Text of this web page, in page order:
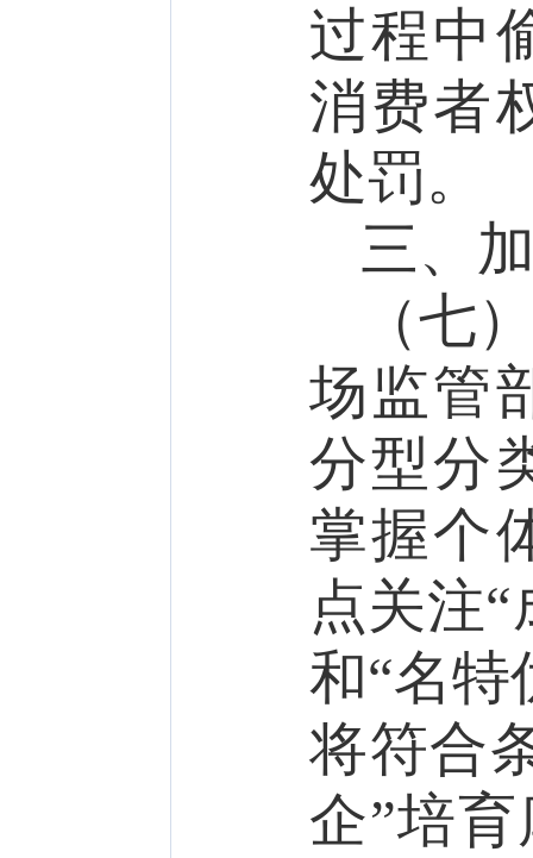
过程中
消费者
处罚。
三、
（七
场监管
分型分
掌握个
点关注
和“名特
将符合
企”培